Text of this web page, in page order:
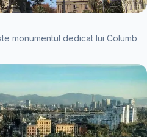
monumentul dedicat lui Columb